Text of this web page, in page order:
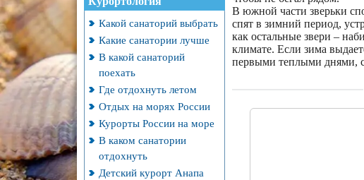
Какой санаторий выбрать
Какие санатории лучше
В какой санаторий
поехать
Где отдохнуть летом
Отдых на морях России
Курорты России на море
В каком санатории
отдохнуть
Детский курорт Анапа
В южной части зверьки
спят в зимний период,
как остальные звери –
климате. Если зима
первыми теплыми днями,